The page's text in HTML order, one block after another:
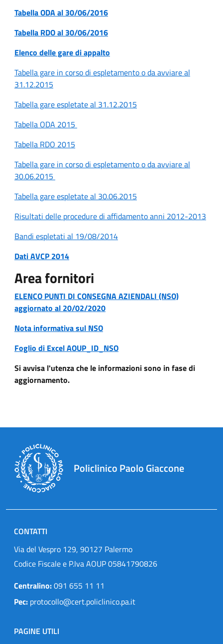
Tabella ODA al 30/06/2016
Tabella RDO al 30/06/2016
Elenco delle gare di appalto
Tabella gare in corso di espletamento o da avviare al
31.12.2015
Tabella gare espletate al 31.12.2015
Tabella ODA 2015
Tabella RDO 2015
Tabella gare in corso di espletamento o da avviare al
30.06.2015
Tabella gare espletate al 30.06.2015
Risultati delle procedure di affidamento anni 2012-2013
Bandi espletati al 19/08/2014
Dati AVCP 2014
Area fornitori
ELENCO PUNTI DI CONSEGNA AZIENDALI (NSO)
aggiornato al 20/02/2020
Nota informativa sul NSO
Foglio di Excel AOUP_ID_NSO
Si avvisa l'utenza che le informazioni sono in fase di
aggiornamento.
Policlinico Paolo Giaccone
CONTATTI
Via del Vespro 129, 90127 Palermo
Codice Fiscale e P.Iva AOUP 05841790826
Centralino:091 655 11 11
Pec: protocollo@cert.policlinico.pa.it
PAGINE UTILI